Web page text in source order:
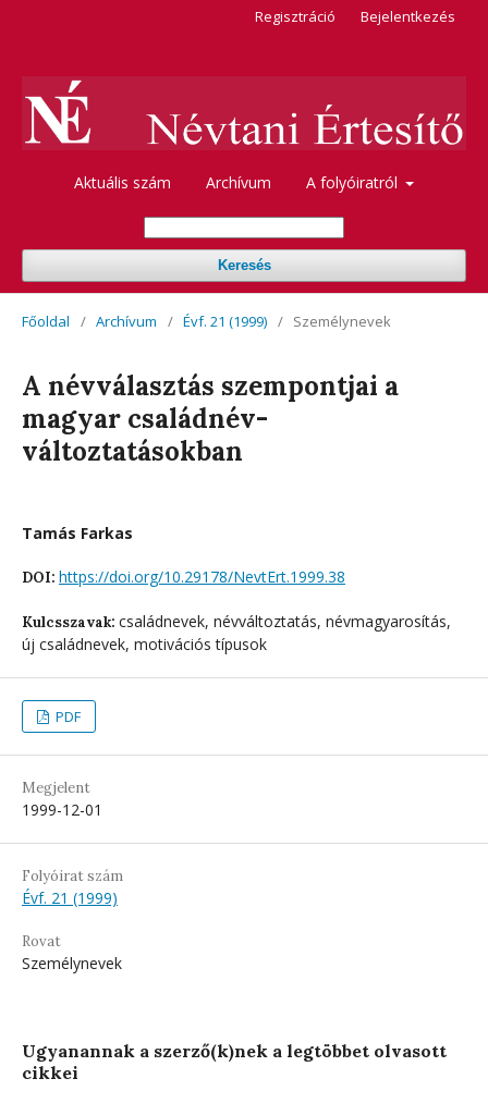
Aktuális szám Archívum A folyóiratról
Keresés
Regisztráció Bejelentkezés
Főoldal / Archívum / Évf. 21 (1999) / Személynevek
A névválasztás szempontjai a
magyar családnév-
változtatásokban
Tamás Farkas
DOI: https://doi.org/10.29178/NevtErt.1999.38
Kulcsszavak: családnevek, névváltoztatás, névmagyarosítás,
új családnevek, motivációs típusok
PDF
Megjelent
1999-12-01
Folyóirat szám
Évf. 21 (1999)
Rovat
Személynevek
Ugyanannak a szerző(k)nek a legtöbbet olvasott
cikkei